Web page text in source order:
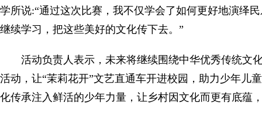
学所说:“通过这次比赛，我不仅学会了如何更好地演绎
继续学习，把这些美好的文化传下去。”
活动负责人表示，未来将继续围绕中华优秀传统文
活动，让“茉莉花开”文艺直通车开进校园，助力少年儿
化传承注入鲜活的少年力量，让乡村因文化而更有底蕴